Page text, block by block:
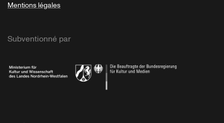
Mentions légales
Subventionné par